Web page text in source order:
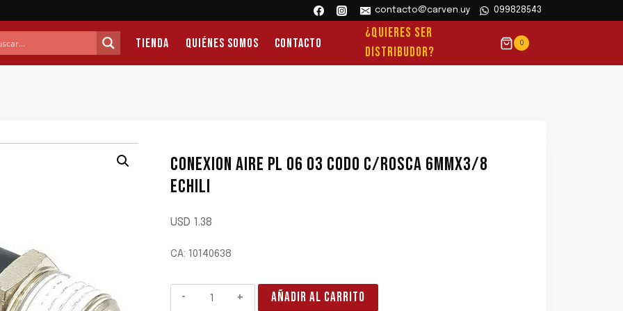
contacto@carven.uy 099828543
Tienda Quiénes Somos Contacto
¿QUIERES SER
DISTRIBUDOR?
0
CONEXION AIRE PL 06 03 CODO C/ROSCA 6MMX3/8
ECHILI
USD 1.38
CA: 10140638
CONEXION
AÑADIR AL CARRITO